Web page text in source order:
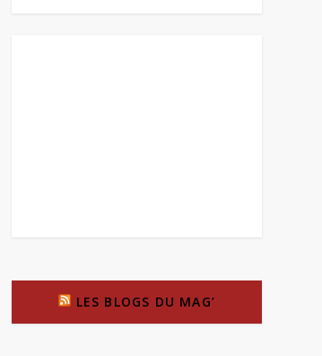
LES BLOGS DU MAG’